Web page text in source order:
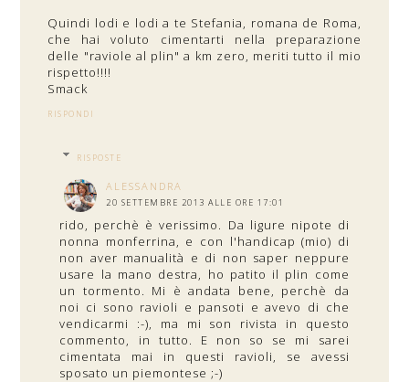
Quindi lodi e lodi a te Stefania, romana de Roma,
che hai voluto cimentarti nella preparazione
delle "raviole al plin" a km zero, meriti tutto il mio
rispetto!!!!
Smack
RISPONDI
RISPOSTE
ALESSANDRA
20 SETTEMBRE 2013 ALLE ORE 17:01
rido, perchè è verissimo. Da ligure nipote di
nonna monferrina, e con l'handicap (mio) di
non aver manualità e di non saper neppure
usare la mano destra, ho patito il plin come
un tormento. Mi è andata bene, perchè da
noi ci sono ravioli e pansoti e avevo di che
vendicarmi :-), ma mi son rivista in questo
commento, in tutto. E non so se mi sarei
cimentata mai in questi ravioli, se avessi
sposato un piemontese ;-)